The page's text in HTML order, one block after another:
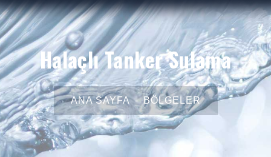
Halaçlı Tanker Sulama
ANA SAYFA BÖLGELER